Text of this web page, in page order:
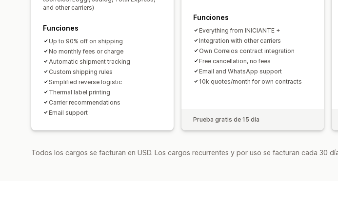
and other carriers)
Funciones
Up to 90% off on shipping
No monthly fees or charge
Automatic shipment tracking
Custom shipping rules
Simplified reverse logistic
Thermal label printing
Carrier recommendations
Email support
Funciones
Everything from INICIANTE +
Integration with other carriers
Own Correios contract integration
Free cancellation, no fees
Email and WhatsApp support
10k quotes/month for own contracts
Prueba gratis de 15 día
Todos los cargos se facturan en USD. Los cargos recurrentes y por uso se facturan cada 30